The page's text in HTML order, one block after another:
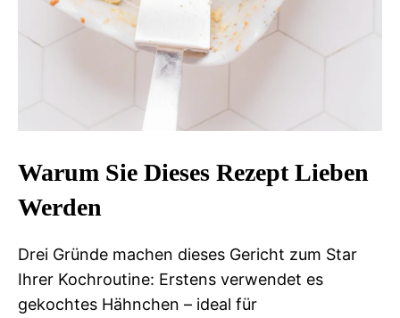
Warum Sie Dieses Rezept Lieben
Werden
Drei Gründe machen dieses Gericht zum Star
Ihrer Kochroutine: Erstens verwendet es
gekochtes Hähnchen – ideal für